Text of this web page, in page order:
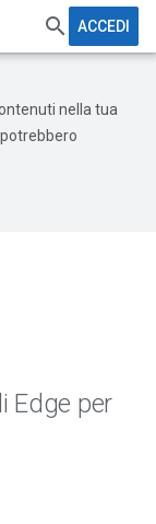
ACCEDI
nella tua
Edge per